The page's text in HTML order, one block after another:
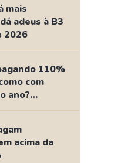
Inteligente
mais
adeus à B3
2026
110%
com
ano?
acima da